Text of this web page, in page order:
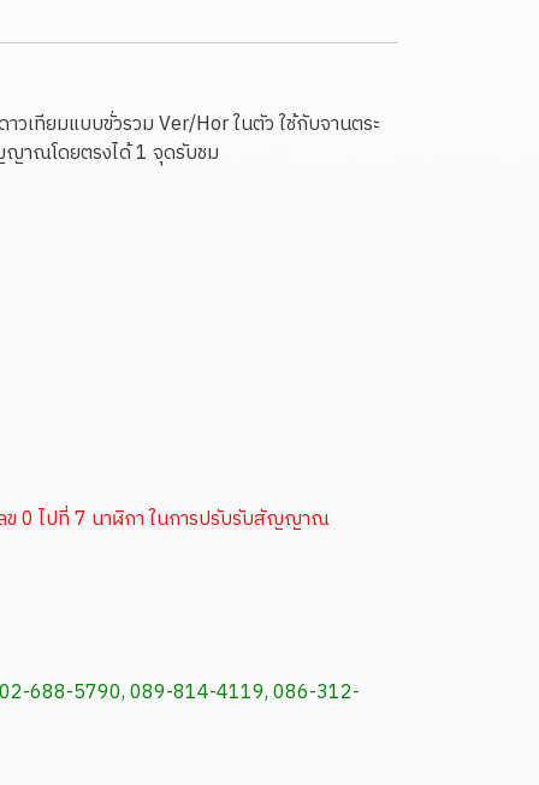
ทียมแบบขั่วรวม Ver/Hor ในตัว ใช้กับจานตระ
าณโดยตรงได้ 1 จุดรับชม
0 ไปที่ 7 นาฬิกา ในการปรับรับสัญญาณ
: 02-688-5790, 089-814-4119, 086-312-